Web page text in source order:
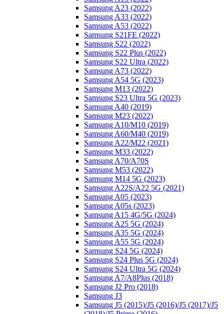
Samsung A23 (2022)
Samsung A33 (2022)
Samsung A53 (2022)
Samsung S21FE (2022)
Samsung S22 (2022)
Samsung S22 Plus (2022)
Samsung S22 Ultra (2022)
Samsung A73 (2022)
Samsung A54 5G (2023)
Samsung M13 (2022)
Samsung S23 Ultra 5G (2023)
Samsung A40 (2019)
Samsung M23 (2022)
Samsung A10/M10 (2019)
Samsung A60/M40 (2019)
Samsung A22/M22 (2021)
Samsung M33 (2022)
Samsung A70/A70S
Samsung M53 (2022)
Samsung M14 5G (2023)
Samsung A22S/A22 5G (2021)
Samsung A05 (2023)
Samsung A05s (2023)
Samsung A15 4G/5G (2024)
Samsung A25 5G (2024)
Samsung A35 5G (2024)
Samsung A55 5G (2024)
Samsung S24 5G (2024)
Samsung S24 Plus 5G (2024)
Samsung S24 Ultra 5G (2024)
Samsung A7/A8Plus (2018)
Samsung J2 Pro (2018)
Samsung J3
Samsung J5 (2015)/J5 (2016)/J5 (2017)/J5